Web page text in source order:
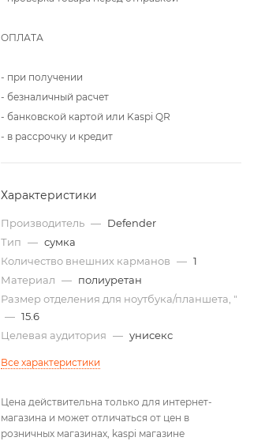
ОПЛАТА
- при получении
- безналичный расчет
- банковской картой или Kaspi QR
- в рассрочку и кредит
Характеристики
Производитель — Defender
Тип — сумка
Количество внешних карманов — 1
Материал — полиуретан
Размер отделения для ноутбука/планшета, "
— 15.6
Целевая аудитория — унисекс
Все характеристики
Цена действительна только для интернет-
магазина и может отличаться от цен в
розничных магазинах, kaspi магазине